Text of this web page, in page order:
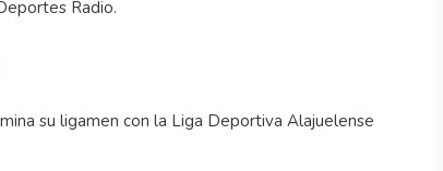
Radio.
su ligamen con la Liga Deportiva Alajuelense